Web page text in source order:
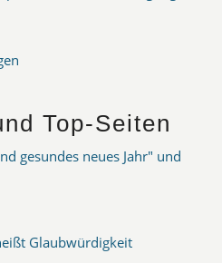
Top-Seiten
gesundes neues Jahr" und
Glaubwürdigkeit